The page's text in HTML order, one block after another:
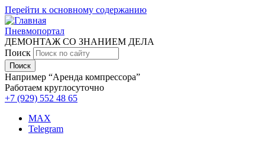
Перейти к основному содержанию
Пневмопортал
ДЕМОНТАЖ СО ЗНАНИЕМ ДЕЛА
Поиск
Например “Аренда компрессора”
Работаем круглосуточно
+7 (929) 552 48 65
MAX
Telegram